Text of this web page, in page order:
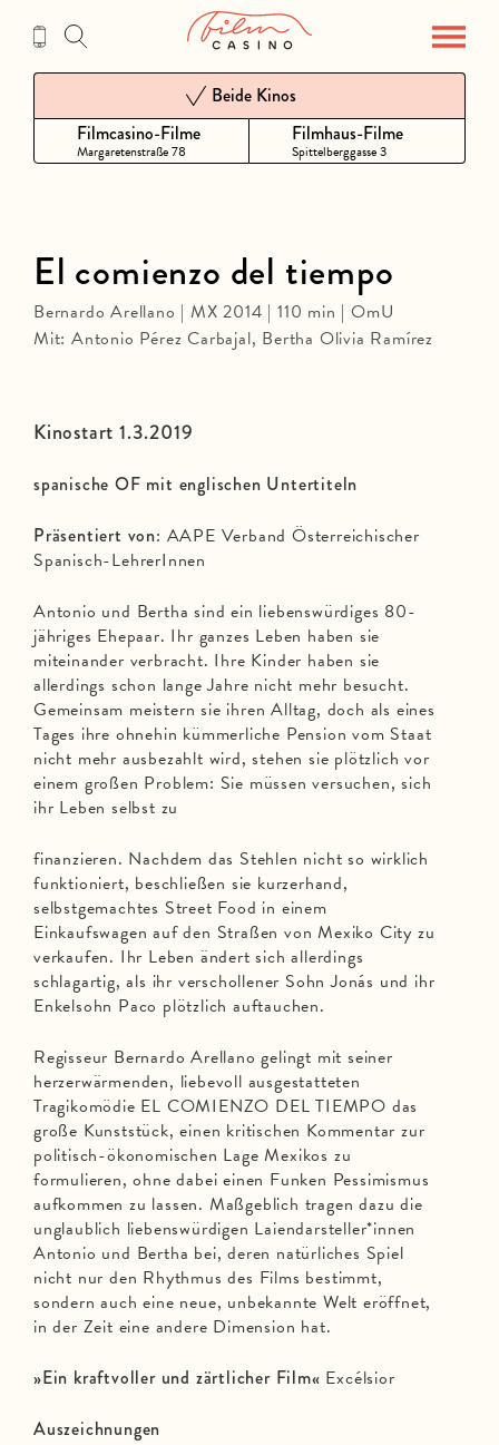
Inhalt
Filmcasino-Filme
Margaretenstraße 78
Beide Kinos
Filmhaus-Filme
Spittelberggasse 3
Kinostart 1.3.2019
spanische OF mit englischen Untertiteln
Präsentiert von: AAPE Verband Österreichischer
Spanisch-LehrerInnen
Antonio und Bertha sind ein liebenswürdiges 80-
jähriges Ehepaar. Ihr ganzes Leben haben sie
miteinander verbracht. Ihre Kinder haben sie
allerdings schon lange Jahre nicht mehr besucht.
Gemeinsam meistern sie ihren Alltag, doch als eines
Tages ihre ohnehin kümmerliche Pension vom Staat
nicht mehr ausbezahlt wird, stehen sie plötzlich vor
einem großen Problem: Sie müssen versuchen, sich
ihr Leben selbst zu
finanzieren. Nachdem das Stehlen nicht so wirklich
funktioniert, beschließen sie kurzerhand,
selbstgemachtes Street Food in einem
Einkaufswagen auf den Straßen von Mexiko City zu
verkaufen. Ihr Leben ändert sich allerdings
schlagartig, als ihr verschollener Sohn Jonás und ihr
Enkelsohn Paco plötzlich auftauchen.
Regisseur Bernardo Arellano gelingt mit seiner
herzerwärmenden, liebevoll ausgestatteten
Tragikomödie EL COMIENZO DEL TIEMPO das
große Kunststück, einen kritischen Kommentar zur
politisch-ökonomischen Lage Mexikos zu
formulieren, ohne dabei einen Funken Pessimismus
auf­kommen zu lassen. Maßgeblich tragen dazu die
unglaublich liebenswürdigen Laiendarsteller*innen
Antonio und Bertha bei, deren natürliches Spiel
nicht nur den Rhythmus des Films bestimmt,
sondern auch eine neue, unbekannte Welt eröffnet,
in der Zeit eine andere Dimension hat.
»Ein kraftvoller und zärtlicher Film« Excélsior
Auszeichnungen
El comienzo del tiempo
Bernardo Arellano | MX 2014 | 110 min | OmU
Mit: Antonio Pérez Carbajal, Bertha Olivia Ramírez